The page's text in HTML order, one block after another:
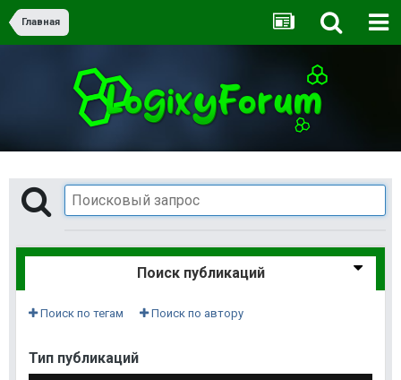
Главная
Поиск публикаций
Поиск по тегам Поиск по автору
Тип публикаций